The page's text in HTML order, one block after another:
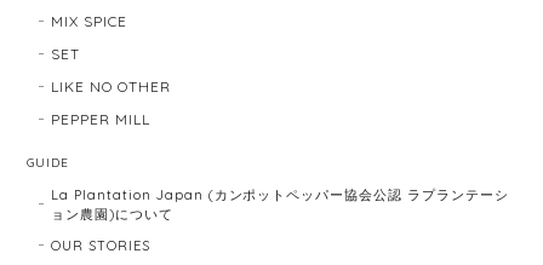
MIX SPICE
SET
LIKE NO OTHER
PEPPER MILL
GUIDE
La Plantation Japan (カンポットペッパー協会公認 ラプランテーシ
ョン農園)について
OUR STORIES